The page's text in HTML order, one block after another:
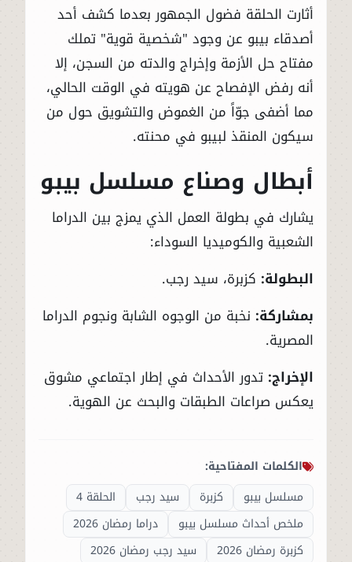
أثارت الحلقة فضول الجمهور بعدما كشف أحد
أصدقاء بيبو عن وجود "شخصية قوية" تملك
مفتاح حل الأزمة وإخراج والدته من السجن، إلا
أنه رفض الإفصاح عن هويته في الوقت الحالي،
مما أضفى جوّاً من الغموض والتشويق حول من
سيكون المنقذ لبيبو في محنته.
أبطال وصناع مسلسل بيبو
يشارك في بطولة العمل الذي يمزج بين الدراما
الشعبية والكوميديا السوداء:
البطولة: كزبرة، سيد رجب.
بمشاركة: نخبة من الوجوه الشابة ونجوم الدراما
المصرية.
الإخراج: تدور الأحداث في إطار اجتماعي مشوق
يعكس صراعات الطبقات والبحث عن الهوية.
الكلمات المفتاحية:
مسلسل بيبو
كزبرة سيد رجب
الحلقة 4
ملخص أحداث مسلسل بيبو
دراما رمضان 2026
كزبرة رمضان 2026
سيد رجب رمضان 2026